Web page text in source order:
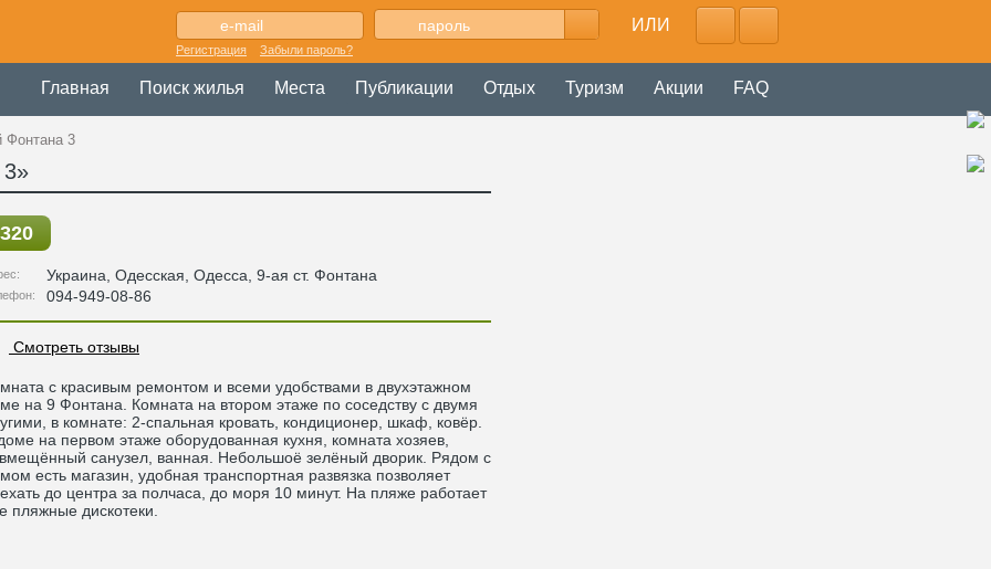
ИЛИ
Регистрация Забыли пароль?
Главная Поиск жилья Места Публикации Отдых Туризм Акции FAQ
Фонтана 3
320
Украина Одесская , Одесса, 9-ая ст. Фонтана
094-949-08-86
Смотреть отзывы
с красивым ремонтом и всеми удобствами в двухэтажном
на 9 Фонтана. Комната на втором этаже по соседству с двумя
в комнате: 2-спальная кровать, кондиционер, шкаф, ковёр.
на первом этаже оборудованная кухня, комната хозяев,
санузел, ванная. Небольшоё зелёный дворик. Рядом с
есть магазин, удобная транспортная развязка позволяет
до центра за полчаса, до моря 10 минут. На пляже работает
пляжные дискотеки.